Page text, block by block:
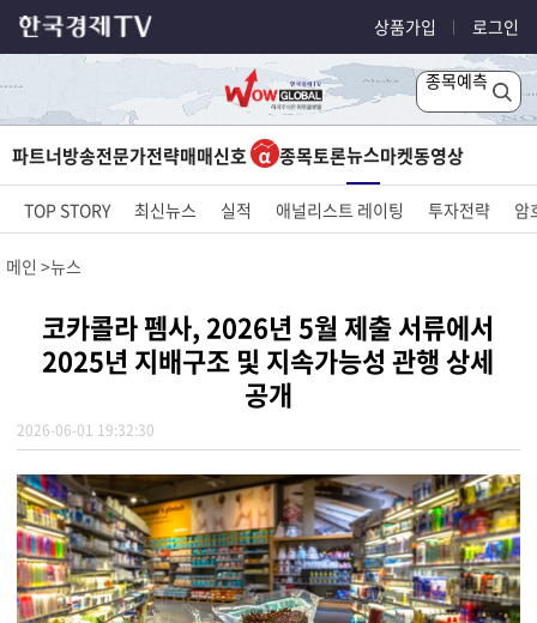
상품가입 로그인
종목예측
파트너방송전문가전략매매신호 종목토론뉴스마켓동영상
TOP STORY 최신뉴스 실적 애널리스트 레이팅 투자전략 암
메인 뉴스
코카콜라 펨사, 2026년 5월 제출 서류에서
2025년 지배구조 및 지속가능성 관행 상세
공개
2026-06-01 19:32:30